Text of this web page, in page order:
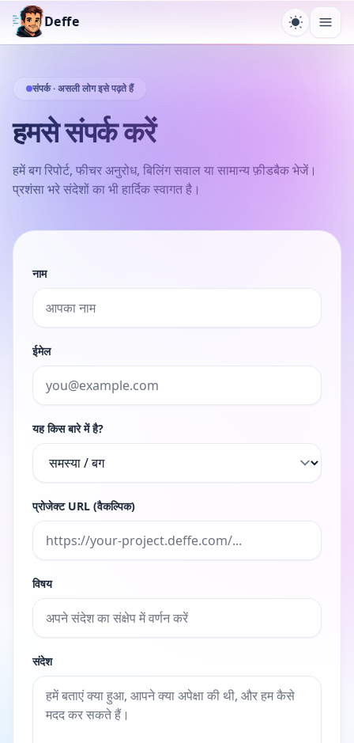
Deffe
थीम टॉगल
मेनू
संपर्क · असली लोग इसे पढ़ते हैं
हमसे संपर्क करें
हमें बग रिपोर्ट, फीचर अनुरोध, बिलिंग सवाल या सामान्य फ़ीडबैक भेजें।
प्रशंसा भरे संदेशों का भी हार्दिक स्वागत है।
नाम
ईमेल
यह किस बारे में है?
प्रोजेक्ट URL (वैकल्पिक)
विषय
संदेश